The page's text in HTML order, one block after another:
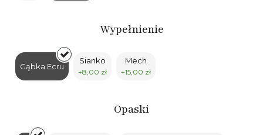
Wypełnienie
Gąbka Ecru
Sianko
+8,00 zł
Mech
+15,00 zł
Opaski